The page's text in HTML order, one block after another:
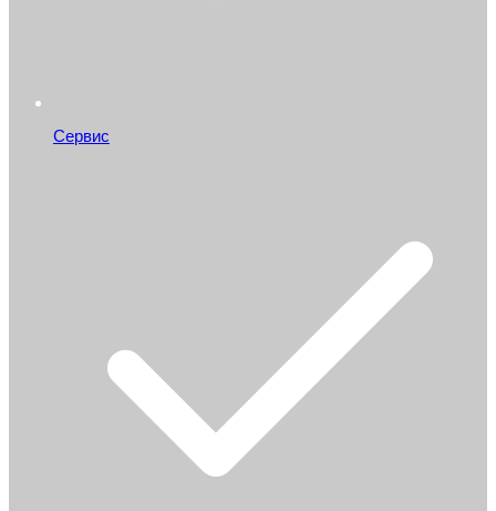
Сервис